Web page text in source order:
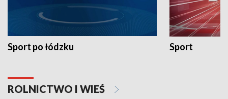
Sport po łódzku Sport
ROLNICTWO I WIEŚ